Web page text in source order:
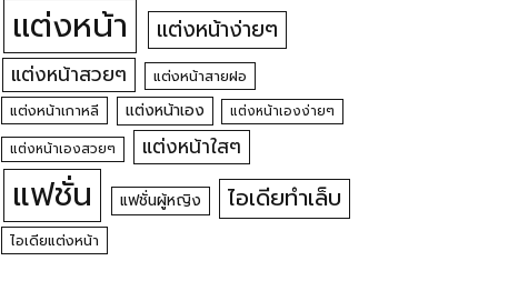
แต่งหน้า แต่งหน้าง่ายๆ
แต่งหน้าสวยๆ
แต่งหน้าสายฝอ
แต่งหน้าเกาหลี
แต่งหน้าเอง
แต่งหน้าเองง่ายๆ
แต่งหน้าเองสวยๆ
แต่งหน้าใสๆ
แฟชั่น แฟชั่นผู้หญิง ไอเดียทำเล็บ
ไอเดียแต่งหน้า